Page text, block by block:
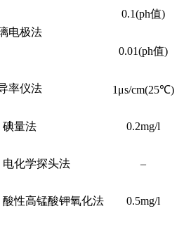
电极法
0.1(ph值)
0.01(ph值)
率仪法 1μs/cm(25℃)
碘量法 0.2mg/l
电化学探头法 –
酸性高锰酸钾氧化法 0.5mg/l